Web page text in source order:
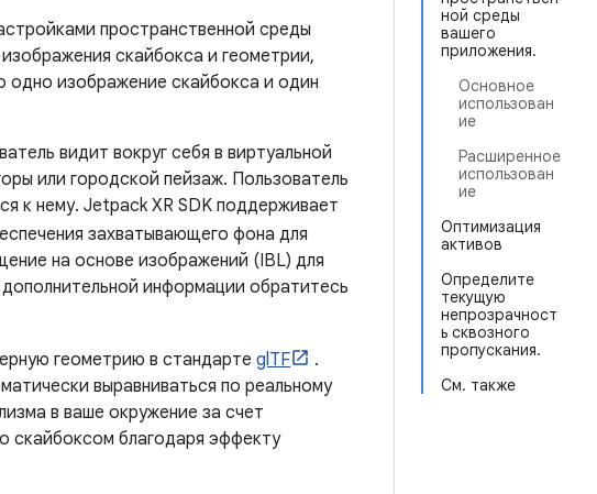
ной среды
вашего
приложения.
Основное
использован
ие
Расширенное
использован
ие
Оптимизация
активов
Определите
текущую
непрозрачност
ь сквозного
пропускания.
См. также
пространственной среды
скайбокса и геометрии,
одно изображение скайбокса и один
видит вокруг себя в виртуальной
или городской пейзаж. Пользователь
к нему. Jetpack XR SDK поддерживает
захватывающего фона для
на основе изображений (IBL) для
информации обратитесь
геометрию в стандарте glTF
.
выравниваться по реальному
в ваше окружение за счет
скайбоксом благодаря эффекту